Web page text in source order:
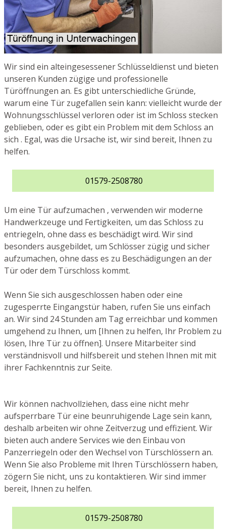
Wir sind ein alteingesessener Schlüsseldienst und bieten
unseren Kunden zügige und professionelle
Türöffnungen an. Es gibt unterschiedliche Gründe,
warum eine Tür zugefallen sein kann: vielleicht wurde der
Wohnungsschlüssel verloren oder ist im Schloss stecken
geblieben, oder es gibt ein Problem mit dem Schloss an
sich . Egal, was die Ursache ist, wir sind bereit, Ihnen zu
helfen.
01579-2508780
Um eine Tür aufzumachen , verwenden wir moderne
Handwerkzeuge und Fertigkeiten, um das Schloss zu
entriegeln, ohne dass es beschädigt wird. Wir sind
besonders ausgebildet, um Schlösser zügig und sicher
aufzumachen, ohne dass es zu Beschädigungen an der
Tür oder dem Türschloss kommt.
Wenn Sie sich ausgeschlossen haben oder eine
zugesperrte Eingangstür haben, rufen Sie uns einfach
an. Wir sind 24 Stunden am Tag erreichbar und kommen
umgehend zu Ihnen, um [Ihnen zu helfen, Ihr Problem zu
lösen, Ihre Tür zu öffnen]. Unsere Mitarbeiter sind
verständnisvoll und hilfsbereit und stehen Ihnen mit mit
ihrer Fachkenntnis zur Seite.
Wir können nachvollziehen, dass eine nicht mehr
aufsperrbare Tür eine beunruhigende Lage sein kann,
deshalb arbeiten wir ohne Zeitverzug und effizient. Wir
bieten auch andere Services wie den Einbau von
Panzerriegeln oder den Wechsel von Türschlössern an.
Wenn Sie also Probleme mit Ihren Türschlössern haben,
zögern Sie nicht, uns zu kontaktieren. Wir sind immer
bereit, Ihnen zu helfen.
01579-2508780